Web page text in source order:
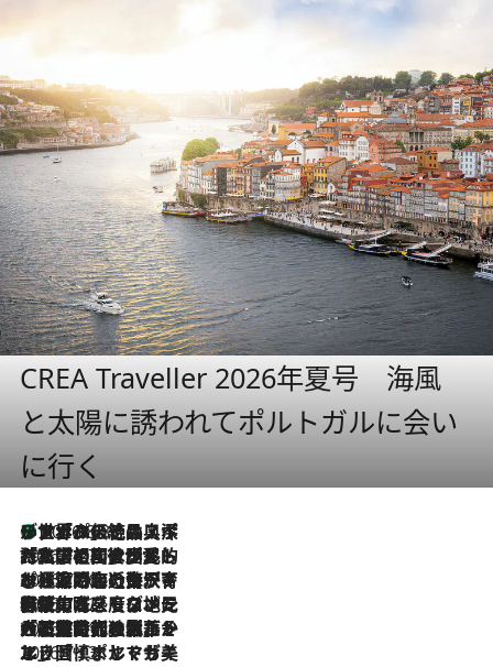
CREA Traveller 2026年夏号 海風
と太陽に誘われてポルトガルに会い
に行く
2026.8.8
リスボンの絶品スイーツ「パステル・デ・ナタ」とは？ポルトガル伝統の奥深い世界へ
2026.7.27
「私の祖国はポルトガル語です」国民的詩人フェルナンド・ペソアと、彼が愛した文学の街を歩く
2026.7.26
ポルトガル近海が育む極上の海の幸。キリリと冷えた白ワインと愉しむ、シーフード専門店の贅沢
2026.7.22
伝統の味をモダンに昇華。高感度な地元客が集う、リスボンの最旬ガストロノミー
2026.7.21
大航海時代の栄華から、震災、独裁、そして革命へ。ポルトガル・首都リスボンの石畳に刻まれた「歴史の光と影」
2026.7.13
エッセイ・ヤマザキマリ「慎ましくも美しき国 ポルトガル」